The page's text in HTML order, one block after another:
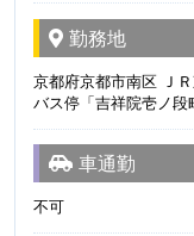
勤務地
京都府京都市南区 Ｊ
バス停「吉祥院壱ノ
車通勤
不可